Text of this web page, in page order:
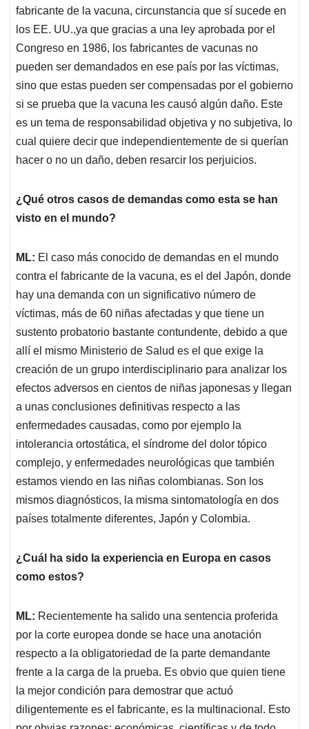
fabricante de la vacuna, circunstancia que sí sucede en
los EE. UU.,ya que gracias a una ley aprobada por el
Congreso en 1986, los fabricantes de vacunas no
pueden ser demandados en ese país por las víctimas,
sino que estas pueden ser compensadas por el gobierno
si se prueba que la vacuna les causó algún daño. Este
es un tema de responsabilidad objetiva y no subjetiva, lo
cual quiere decir que independientemente de si querían
hacer o no un daño, deben resarcir los perjuicios.
¿Qué otros casos de demandas como esta se han
visto en el mundo?
ML: El caso más conocido de demandas en el mundo
contra el fabricante de la vacuna, es el del Japón, donde
hay una demanda con un significativo número de
víctimas, más de 60 niñas afectadas y que tiene un
sustento probatorio bastante contundente, debido a que
allí el mismo Ministerio de Salud es el que exige la
creación de un grupo interdisciplinario para analizar los
efectos adversos en cientos de niñas japonesas y llegan
a unas conclusiones definitivas respecto a las
enfermedades causadas, como por ejemplo la
intolerancia ortostática, el síndrome del dolor tópico
complejo, y enfermedades neurológicas que también
estamos viendo en las niñas colombianas. Son los
mismos diagnósticos, la misma sintomatología en dos
países totalmente diferentes, Japón y Colombia.
¿Cuál ha sido la experiencia en Europa en casos
como estos?
ML: Recientemente ha salido una sentencia proferida
por la corte europea donde se hace una anotación
respecto a la obligatoriedad de la parte demandante
frente a la carga de la prueba. Es obvio que quien tiene
la mejor condición para demostrar que actuó
diligentemente es el fabricante, es la multinacional. Esto